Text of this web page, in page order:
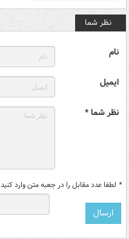
نظر شما
نام
ایمیل
نظر شما *
* لطفا عدد مقابل را در جعبه متن وارد کنید